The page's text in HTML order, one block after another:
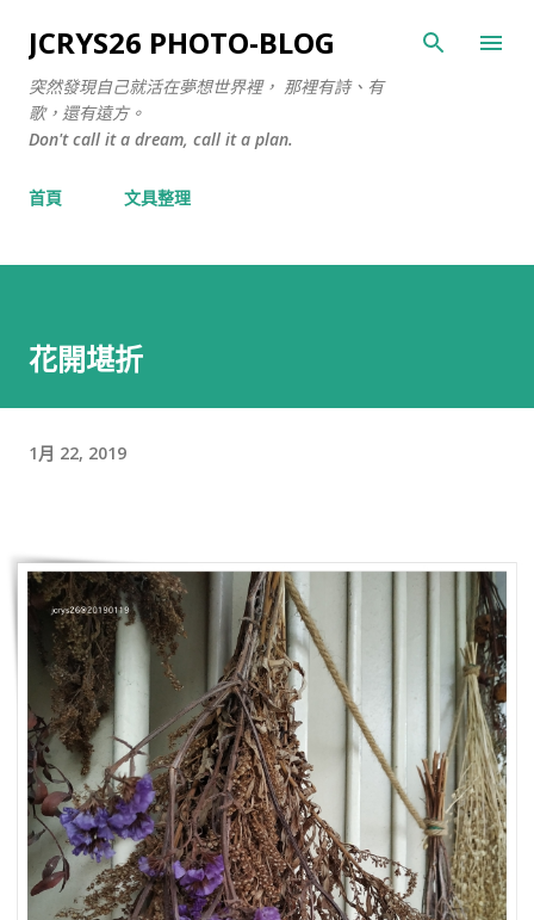
跳至主要內容
JCRYS26 PHOTO-BLOG
突然發現自己就活在夢想世界裡， 那裡有詩、有
歌，還有遠方。
Don't call it a dream, call it a plan.
首頁 文具整理
花開堪折
1月 22, 2019